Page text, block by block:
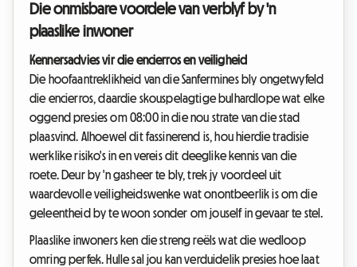
Die onmisbare voordele van verblyf by 'n
plaaslike inwoner
Kennersadvies vir die encierros en veiligheid
Die hoofaantreklikheid van die Sanfermines bly ongetwyfeld
die encierros, daardie skouspelagtige bulhardlope wat elke
oggend presies om 08:00 in die nou strate van die stad
plaasvind. Alhoewel dit fassinerend is, hou hierdie tradisie
werklike risiko's in en vereis dit deeglike kennis van die
roete. Deur by 'n gasheer te bly, trek jy voordeel uit
waardevolle veiligheidswenke wat onontbeerlik is om die
geleentheid by te woon sonder om jouself in gevaar te stel.
Plaaslike inwoners ken die streng reëls wat die wedloop
omring perfek. Hulle sal jou kan verduidelik presies hoe laat